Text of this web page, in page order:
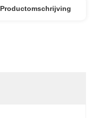
Productomschrijving